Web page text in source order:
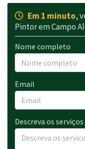
Em 1 minuto,
Pintor em Campo
Nome completo
Email
Descreva os serviços